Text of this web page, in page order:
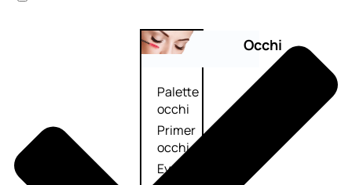
Occhi
Palette
occhi
Primer
occhi
Eyeliner